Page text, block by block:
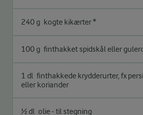
240 g kogte kikærter *
100 g finthakket spidskål eller
1 dl finthakkede krydderurter, fx
eller koriander
½ dl olie - til stegning